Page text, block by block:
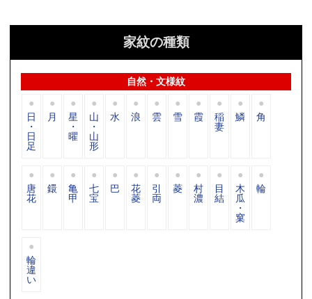
家紋の種類
自然・文様紋
日
・
日
足
月 星
・
曜
山
・
山
形
水 浪 雲 雪 霞 稲
妻
鱗 角
唐
花
鐶 亀
甲
七
宝
巴 花
菱
引
両
菱 村
濃
目
結
木
瓜
・
窠
輪
輪
違
い